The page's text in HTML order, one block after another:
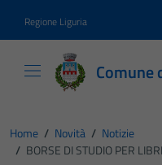
Regione Liguria
Comune
Home / Novità / Notizie
/ BORSE DI STUDIO PER